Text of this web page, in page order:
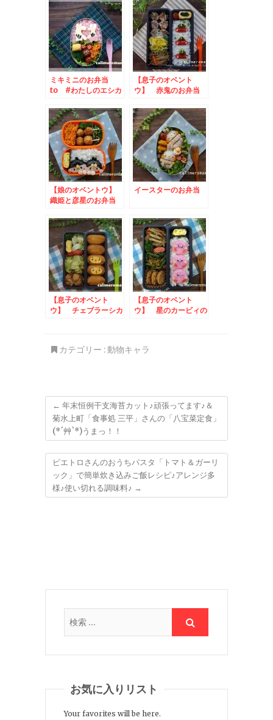
ミキミニのお弁当
to #わたしのエシカ
投稿キャンペーン
【息子のオベント
ウ】 赤鬼のお弁当
【娘のオベントウ】
織姫と彦星のお弁当
トキャンペーン
イースターのお弁当
【息子のオベント
ウ】 チェブラーシカ
【息子のオベント
ウ】 星のカービィの
カテゴリー :動物キャラ
← 年末恒例干支海苔カット♪頑張ってます♪＆
菊水上町「食事処 三平」さんの「八宝菜定食」
(*´艸`*)うまっ！！
ピエトロさんのおうちパスタ「トマト＆ガーリ
ック」で簡単炊き込みご飯レシピ♪アレンジ多
様♪使い切れる調味料♪ →
お気に入りリスト
Your favorites will be here.